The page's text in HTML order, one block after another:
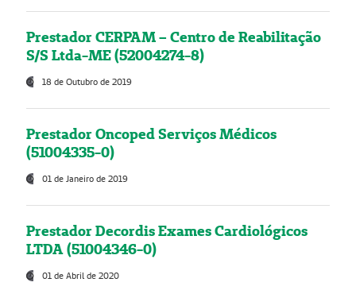
Prestador CERPAM – Centro de Reabilitação
S/S Ltda-ME (52004274-8)
18 de Outubro de 2019
Prestador Oncoped Serviços Médicos
(51004335-0)
01 de Janeiro de 2019
Prestador Decordis Exames Cardiológicos
LTDA (51004346-0)
01 de Abril de 2020